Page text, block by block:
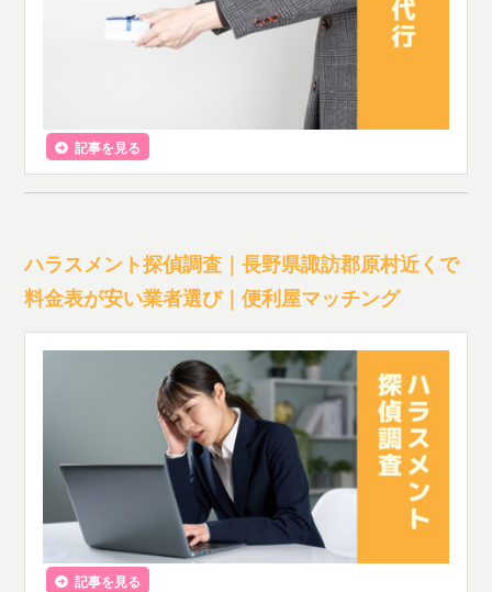
記事を見る
ハラスメント探偵調査｜長野県諏訪郡原村近くで
料金表が安い業者選び｜便利屋マッチング
記事を見る